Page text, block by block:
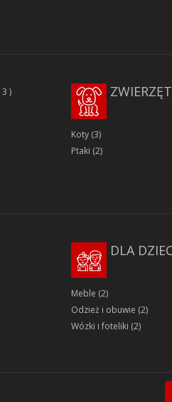
3
Koty(3)
Ptaki (2)
DLA
Meble (2)
Odzież i obuwie (2)
Wózki i foteliki (2)